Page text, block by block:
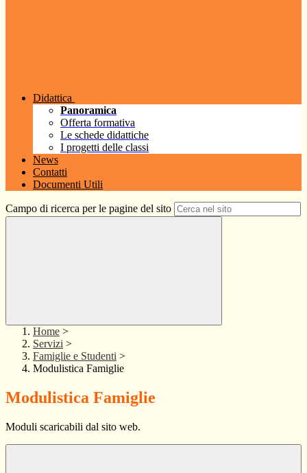
Didattica
Panoramica
Offerta formativa
Le schede didattiche
I progetti delle classi
News
Contatti
Documenti Utili
Campo di ricerca per le pagine del sito
Home >
Servizi >
Famiglie e Studenti >
Modulistica Famiglie
Modulistica Famiglie
Moduli scaricabili dal sito web.